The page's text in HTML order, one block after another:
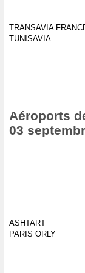
TRANSAVIA
TUNISAVIA
Aéroports
03
ASHTART
PARIS ORLY